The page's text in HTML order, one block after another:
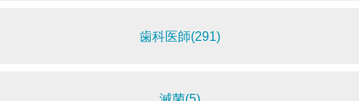
歯科医師(291)